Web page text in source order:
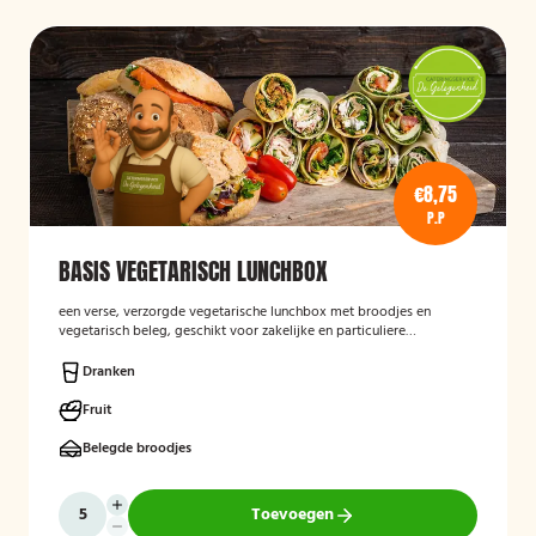
€8,75
P.P
BASIS VEGETARISCH LUNCHBOX
een verse, verzorgde vegetarische lunchbox met broodjes en
vegetarisch beleg, geschikt voor zakelijke en particuliere
Dranken
Fruit
Belegde broodjes
Toevoegen